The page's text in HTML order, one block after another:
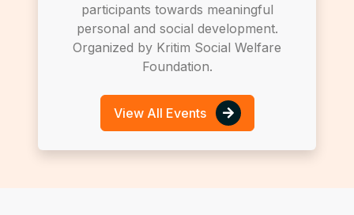
participants towards meaningful
personal and social development.
Organized by Kritim Social Welfare
Foundation.
View All Events